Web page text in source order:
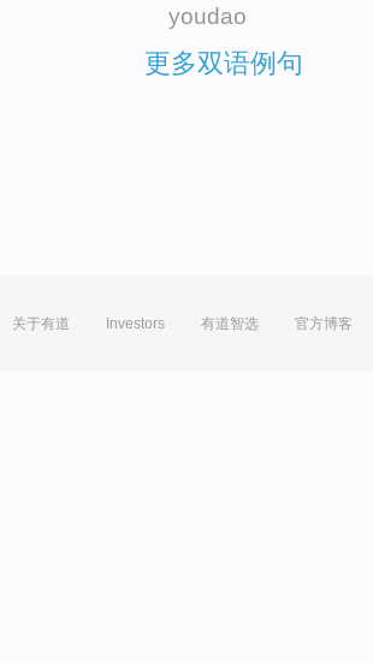
youdao
更多双语例句
关于有道 Investors 有道智选 官方博客